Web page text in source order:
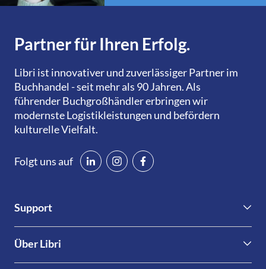
Partner für Ihren Erfolg.
Libri ist innovativer und zuverlässiger Partner im
Buchhandel - seit mehr als 90 Jahren. Als
führender Buchgroßhändler erbringen wir
modernste Logistikleistungen und befördern
kulturelle Vielfalt.
Folgt uns auf
Support
Kontakt
Libri.Support
Informationen für Verlage
Über Libri
Nachhaltigkeit & Compliance